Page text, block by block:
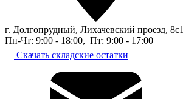
г. Долгопрудный, Лихачевский проезд, 8c1
Пн-Чт: 9:00 - 18:00, Пт: 9:00 - 17:00
Скачать складские остатки